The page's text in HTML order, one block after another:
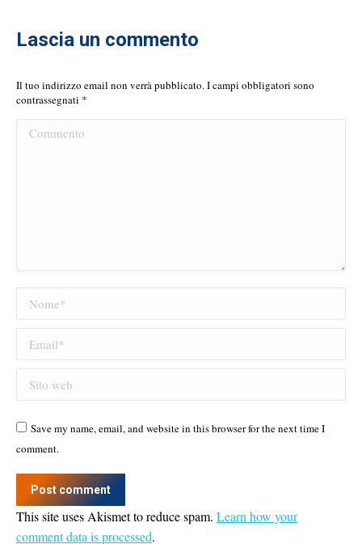
Lascia un commento
Il tuo indirizzo email non verrà pubblicato. I campi obbligatori sono
contrassegnati *
Commento
Nome *
Email *
Sito web
Save my name, email, and website in this browser for the next time I
comment.
Post comment
This site uses Akismet to reduce spam. Learn how your
comment data is processed.